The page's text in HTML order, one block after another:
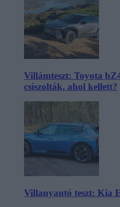
Villámteszt: Toyota
csiszolták, ahol kellett?
Villanyautó teszt: Kia